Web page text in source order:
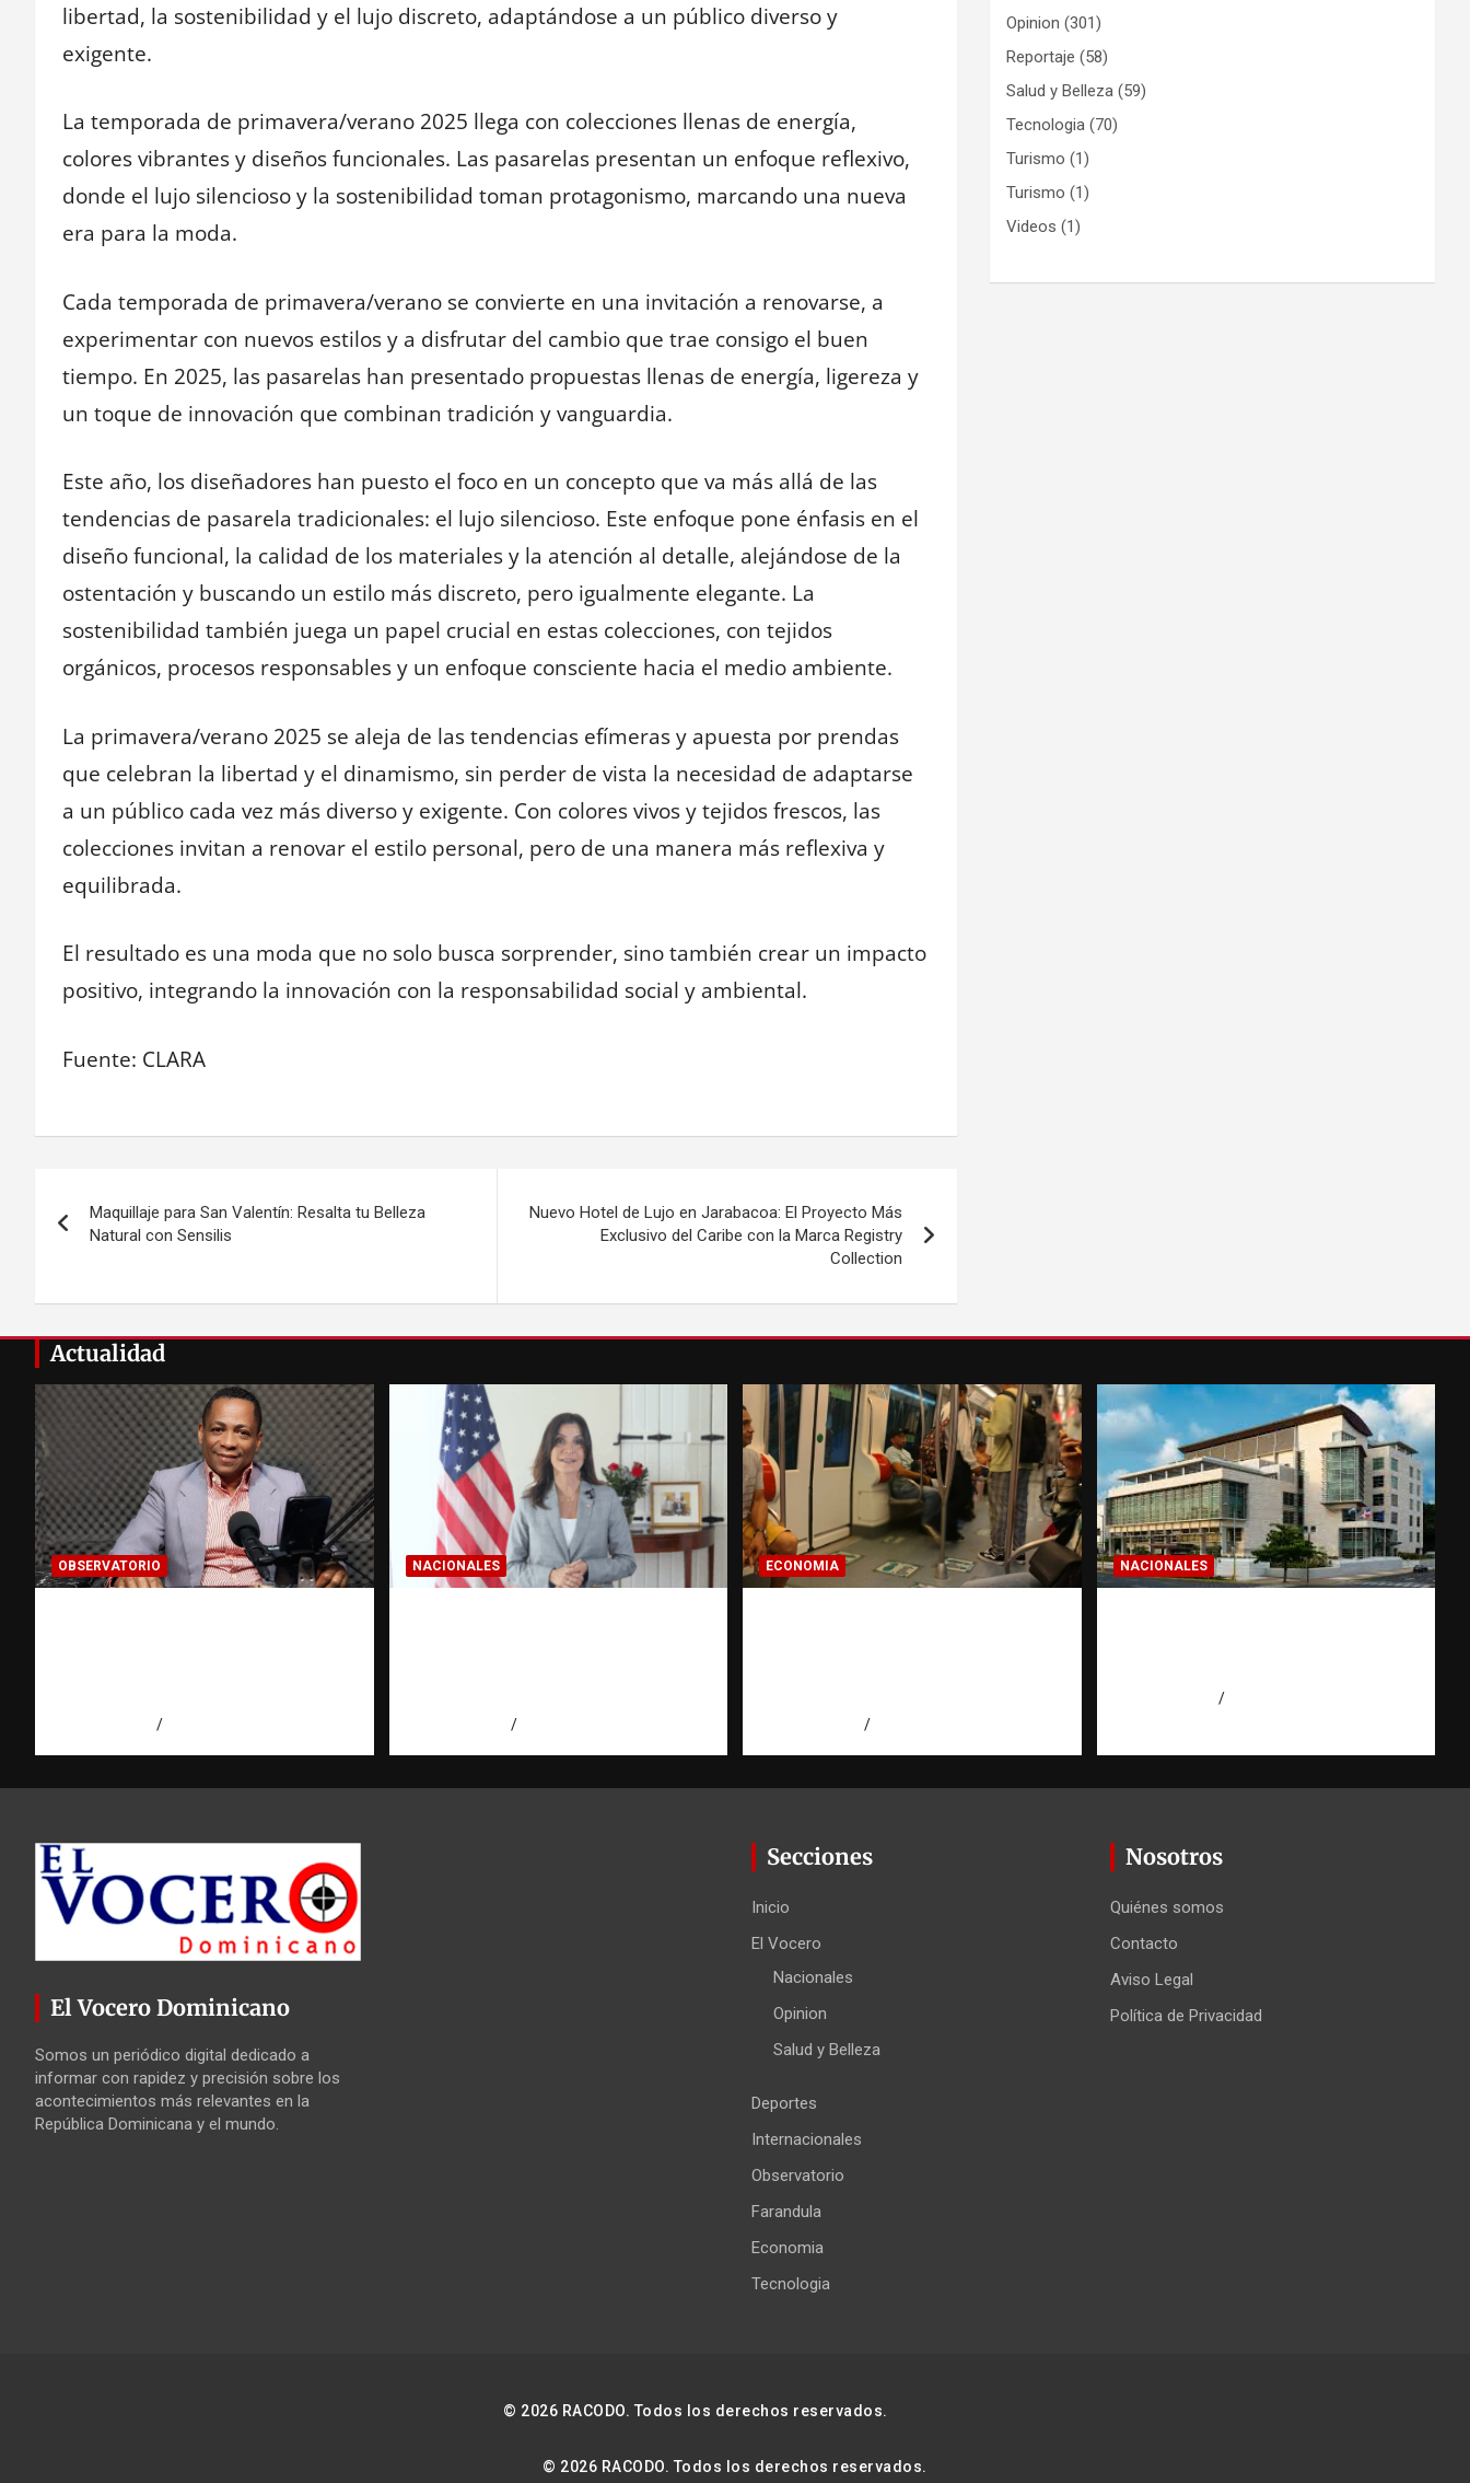
libertad, la sostenibilidad y el lujo discreto, adaptándose a un público diverso y
exigente.
La temporada de primavera/verano 2025 llega con colecciones llenas de energía,
colores vibrantes y diseños funcionales. Las pasarelas presentan un enfoque reflexivo,
donde el lujo silencioso y la sostenibilidad toman protagonismo, marcando una nueva
era para la moda.
Cada temporada de primavera/verano se convierte en una invitación a renovarse, a
experimentar con nuevos estilos y a disfrutar del cambio que trae consigo el buen
tiempo. En 2025, las pasarelas han presentado propuestas llenas de energía, ligereza y
un toque de innovación que combinan tradición y vanguardia.
Este año, los diseñadores han puesto el foco en un concepto que va más allá de las
tendencias de pasarela tradicionales: el lujo silencioso. Este enfoque pone énfasis en el
diseño funcional, la calidad de los materiales y la atención al detalle, alejándose de la
ostentación y buscando un estilo más discreto, pero igualmente elegante. La
sostenibilidad también juega un papel crucial en estas colecciones, con tejidos
orgánicos, procesos responsables y un enfoque consciente hacia el medio ambiente.
La primavera/verano 2025 se aleja de las tendencias efímeras y apuesta por prendas
que celebran la libertad y el dinamismo, sin perder de vista la necesidad de adaptarse
a un público cada vez más diverso y exigente. Con colores vivos y tejidos frescos, las
colecciones invitan a renovar el estilo personal, pero de una manera más reflexiva y
equilibrada.
El resultado es una moda que no solo busca sorprender, sino también crear un impacto
positivo, integrando la innovación con la responsabilidad social y ambiental.
Fuente: CLARA
de
Maquillaje para San Valentín: Resalta tu Belleza
Natural con Sensilis
Nuevo Hotel de Lujo en Jarabacoa: El Proyecto Más
Exclusivo del Caribe con la Marca Registry
Collection
Opinion (301)
Reportaje (58)
Salud y Belleza (59)
Tecnologia (70)
Turismo (1)
Turismo (1)
Videos (1)
Actualidad
OBSERVATORIO NACIONALES ECONOMIA NACIONALES
El Vocero Dominicano
Somos un periódico digital dedicado a
informar con rapidez y precisión sobre los
acontecimientos más relevantes en la
República Dominicana y el mundo.
Secciones
Inicio
El Vocero
Nacionales
Opinion
Salud y Belleza
Deportes
Internacionales
Observatorio
Farandula
Economia
Tecnologia
Nosotros
Quiénes somos
Contacto
Aviso Legal
Política de Privacidad